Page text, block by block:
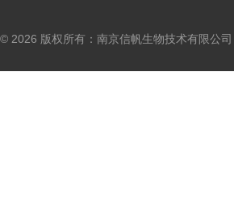
© 2026 版权所有：南京信帆生物技术有限公